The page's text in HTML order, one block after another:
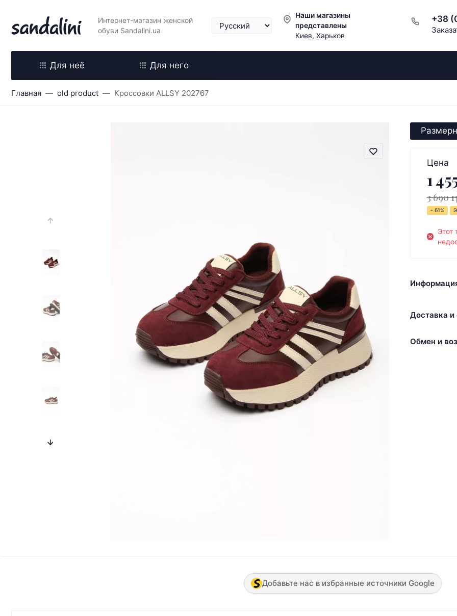
Интернет-магазин женской
обуви Sandalini.ua
Наши магазины
представлены
Киев, Харьков
+38
Для неё Для него
Главная old product Кроссовки ALLSY 202767
Цена
1
3 690
- 61%
Этот
Доставка и
Обмен и
Добавьте нас в избранные источники Google